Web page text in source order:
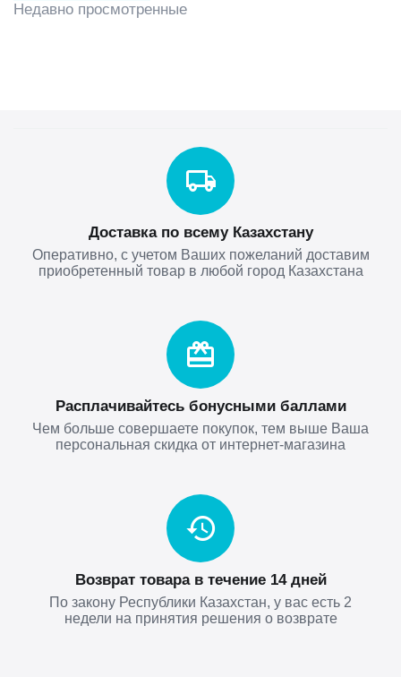
Недавно просмотренные
Доставка по всему Казахстану
Оперативно, с учетом Ваших пожеланий доставим
приобретенный товар в любой город Казахстана
Расплачивайтесь бонусными баллами
Чем больше совершаете покупок, тем выше Ваша
персональная скидка от интернет-магазина
Возврат товара в течение 14 дней
По закону Республики Казахстан, у вас есть 2
недели на принятия решения о возврате